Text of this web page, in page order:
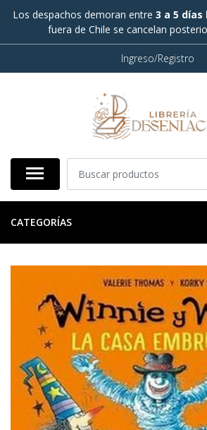
Los despachos demoran entre 3 a 5 días
fuera de Chile se cancelan
Ingreso/Registro
CATEGORÍAS